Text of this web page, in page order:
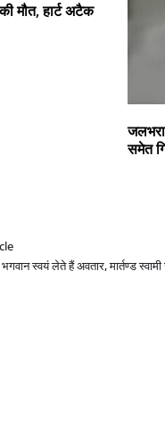
मौत, हार्ट अटैक
समेत
स्वयं लेते हैं अवतार, मार्तण्ड स्वामी